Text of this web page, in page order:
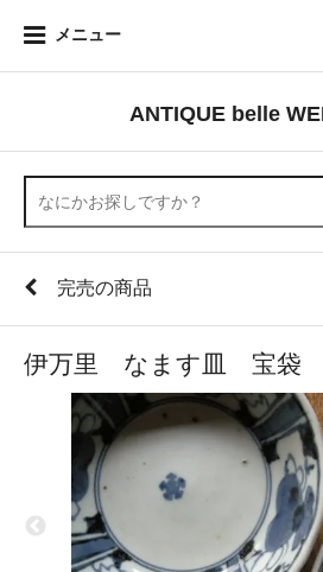
メニュー
ANTIQUE belle
完売の商品
伊万里 なます皿 宝袋